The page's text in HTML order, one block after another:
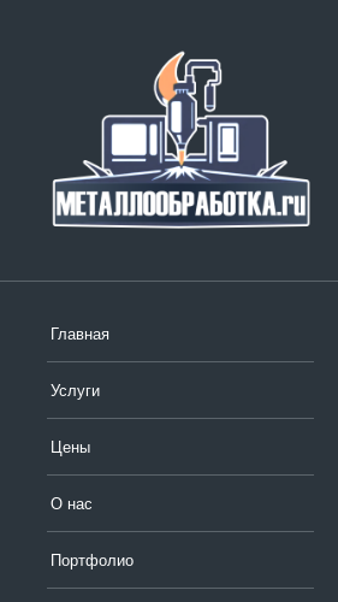
Главная
Услуги
Цены
О нас
Портфолио